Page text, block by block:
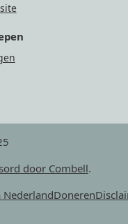
door Combell.
NederlandDoneren